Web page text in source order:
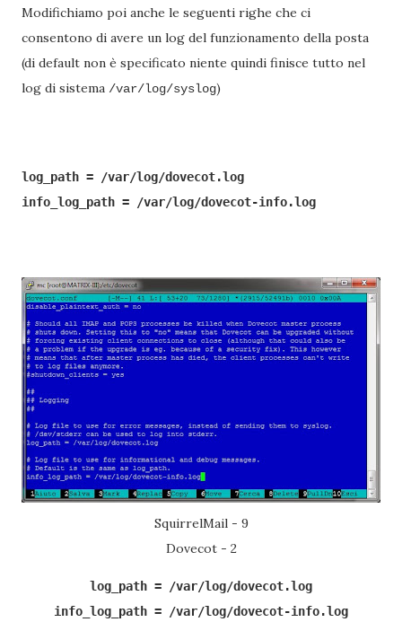
Modifichiamo poi anche le seguenti righe che ci
consentono di avere un log del funzionamento della posta
(di default non è specificato niente quindi finisce tutto nel
log di sistema /var/log/syslog)
log_path = /var/log/dovecot.log
info_log_path = /var/log/dovecot-info.log
SquirrelMail - 9
Dovecot - 2
log_path = /var/log/dovecot.log
info_log_path = /var/log/dovecot-info.log